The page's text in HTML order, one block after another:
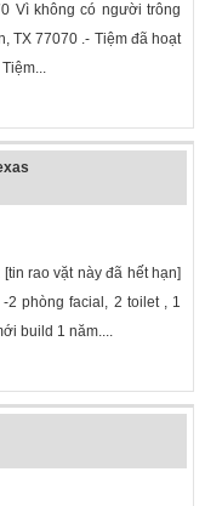
Vì không có người trông
TX 77070 .- Tiệm đã hoạt
rao vặt này đã hết hạn]
2 phòng facial, 2 toilet , 1
build 1 năm....